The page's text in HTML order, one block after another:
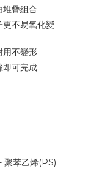
堆疊組合
不易氧化變
用不變形
即可完成
聚苯乙烯(PS)